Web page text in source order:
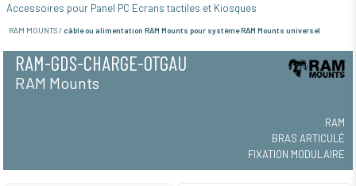
Accessoires pour Panel PC Ecrans tactiles et Kiosques
RAM MOUNTS / câble ou alimentation RAM Mounts pour système RAM Mounts universel
RAM-GDS-CHARGE-OTGAU
RAM Mounts
RAM
BRAS ARTICULÉ
FIXATION MODULAIRE